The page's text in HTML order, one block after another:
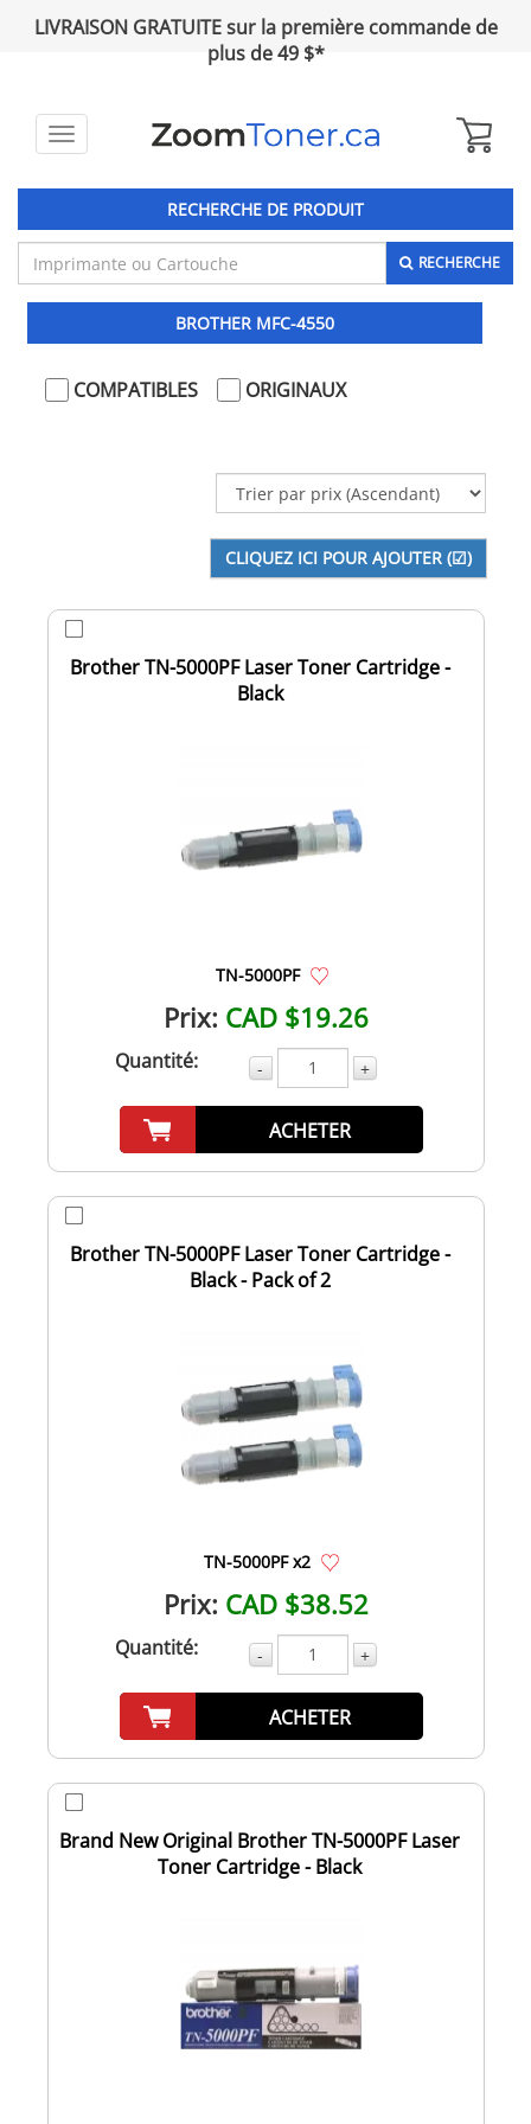
LIVRAISON GRATUITE sur la première commande de
plus de 49 $*
Toggle
RECHERCHE DE PRODUIT
RECHERCHE
BROTHER MFC-4550
COMPATIBLES ORIGINAUX
Brother TN-5000PF Laser Toner Cartridge -
Black
TN-5000PF
Prix: CAD $19.26
Quantité: - +
ACHETER
Brother TN-5000PF Laser Toner Cartridge -
Black - Pack of 2
TN-5000PF x2
Prix: CAD $38.52
Quantité: - +
ACHETER
Brand New Original Brother TN-5000PF Laser
Toner Cartridge - Black